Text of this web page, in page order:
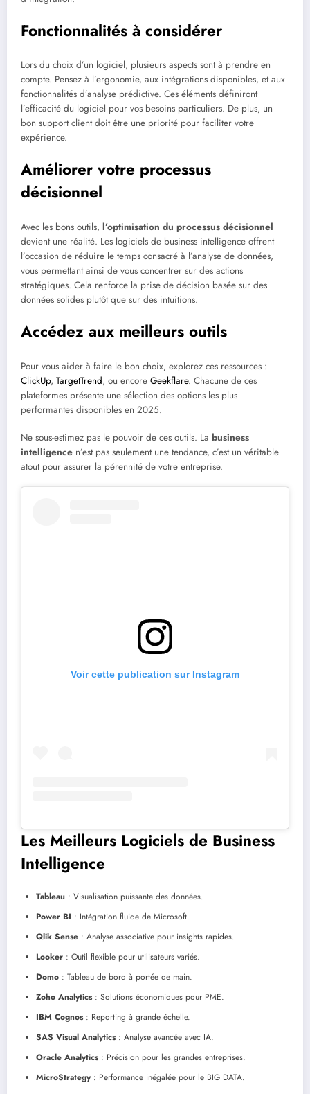
Fonctionnalités à considérer
Lors du choix d’un logiciel, plusieurs aspects sont à prendre en
compte. Pensez à l’ergonomie, aux intégrations disponibles, et aux
fonctionnalités d’analyse prédictive. Ces éléments définiront
l’efficacité du logiciel pour vos besoins particuliers. De plus, un
bon support client doit être une priorité pour faciliter votre
expérience.
Améliorer votre processus
décisionnel
Avec les bons outils, l’optimisation du processus décisionnel
devient une réalité. Les logiciels de business intelligence offrent
l’occasion de réduire le temps consacré à l’analyse de données,
vous permettant ainsi de vous concentrer sur des actions
stratégiques. Cela renforce la prise de décision basée sur des
données solides plutôt que sur des intuitions.
Accédez aux meilleurs outils
Pour vous aider à faire le bon choix, explorez ces ressources :
ClickUp, TargetTrend, ou encore Geekflare. Chacune de ces
plateformes présente une sélection des options les plus
performantes disponibles en 2025.
Ne sous-estimez pas le pouvoir de ces outils. La business
intelligence n’est pas seulement une tendance, c’est un véritable
atout pour assurer la pérennité de votre entreprise.
Voir cette publication sur Instagram
Les Meilleurs Logiciels de Business
Intelligence
Tableau : Visualisation puissante des données.
Power BI : Intégration fluide de Microsoft.
Qlik Sense : Analyse associative pour insights rapides.
Looker : Outil flexible pour utilisateurs variés.
Domo : Tableau de bord à portée de main.
Zoho Analytics: Solutions économiques pour PME.
IBM Cognos: Reporting à grande échelle.
SAS Visual Analytics: Analyse avancée avec IA.
Oracle Analytics: Précision pour les grandes entreprises.
MicroStrategy: Performance inégalée pour le BIG DATA.